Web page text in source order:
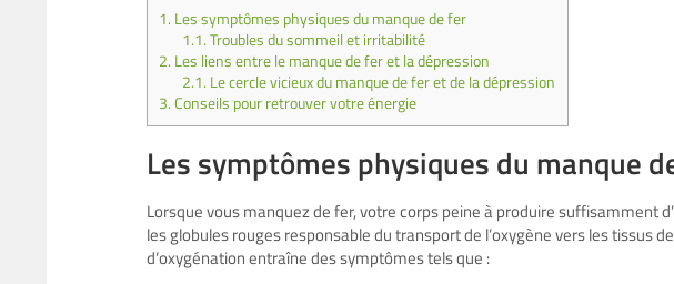
1. Les symptômes physiques du manque de fer
1.1.Troubles du sommeil et irritabilité
2. Les liens entre le manque de fer et la dépression
2.1. Le cercle vicieux du manque de fer et de la dépression
3.Conseils pour retrouver votre énergie
Les symptômes physiques du manque
Lorsque vous manquez de fer, votre corps peine à produire suffisamment
les globules rouges responsable du transport de l’oxygène vers les tissus
d’oxygénation entraîne des symptômes tels que :